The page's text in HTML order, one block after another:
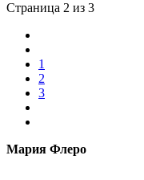
Страница 2 из 3
1
2
3
Мария Флеро